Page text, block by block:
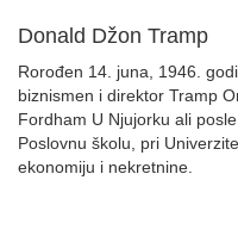
Donald Džon Tramp
Rorođen 14. juna, 1946.
biznismen i direktor Tramp
Fordham U Njujorku ali
Poslovnu školu, pri
ekonomiju i nekretnine.